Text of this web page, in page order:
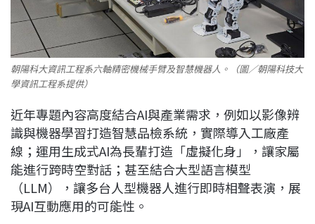
朝陽科大資訊工程系六軸精密機械手臂及智慧機器人。（圖／朝陽科技大
學資訊工程系提供）
近年專題內容高度結合AI與產業需求，例如以影像辨
識與機器學習打造智慧品檢系統，實際導入工廠產
線；運用生成式AI為長輩打造「虛擬化身」，讓家屬
能進行跨時空對話；甚至結合大型語言模型
（LLM），讓多台人型機器人進行即時相聲表演，展
現AI互動應用的可能性。